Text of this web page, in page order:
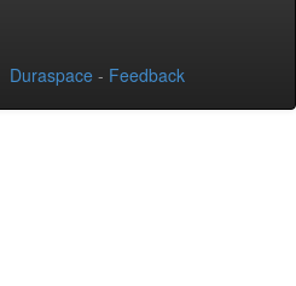
Duraspace - Feedback